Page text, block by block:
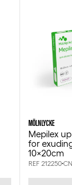
MÖLNLYCKE
Mepilex
for
10x20cm
REF 212250